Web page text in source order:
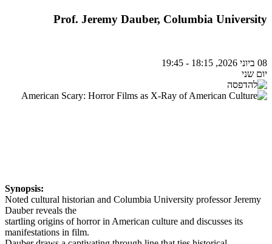
Prof. Jeremy Dauber, Columbia University
08 ביוני 2026, 18:15 - 19:45
יום שני
Synopsis:
Noted cultural historian and Columbia University professor Jeremy
Dauber reveals the
startling origins of horror in American culture and discusses its
manifestations in film.